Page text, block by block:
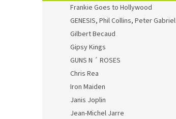
Frankie Goes to Hollywood
GENESIS, Phil Collins, Peter Gabriel
Gilbert Becaud
Gipsy Kings
GUNS N ´ ROSES
Chris Rea
Iron Maiden
Janis Joplin
Jean-Michel Jarre